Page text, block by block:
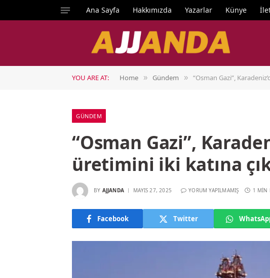
Ana Sayfa Hakkımızda Yazarlar Künye
YOU ARE AT: Home » Gündem » “Osman Gazi”,
GÜNDEM
“Osman Gazi”,
üretimini iki katına
BY AJJANDA MAYIS 27, 2025 YORUM YAPILMAMIŞ 1 MIN
Facebook Twitter